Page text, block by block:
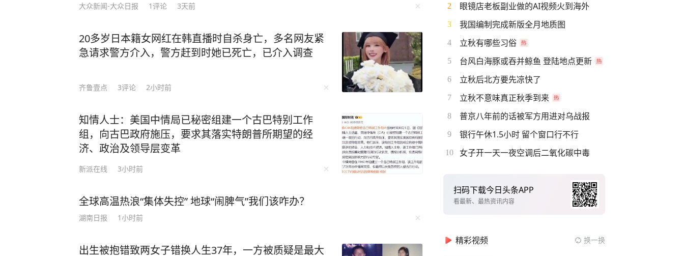
大众新闻-大众日报 1评论 3天前
20多岁日本籍女网红在韩直播时自杀身亡，多名网友紧
急请求警方介入，警方赶到时她已死亡，已介入调查
齐鲁壹点 3评论 2小时前
知情人士：美国中情局已秘密组建一个古巴特别工作
组，向古巴政府施压，要求其落实特朗普所期望的经
济、政治及领导层变革
新派在线 3小时前
全球高温热浪“集体失控” 地球“闹脾气”我们该咋办？
湖南日报 1小时前
出生被抱错致两女子错换人生37年，一方被质疑是最大
2 眼镜店老板副业做的AI视频火到海外
3 我国编制完成新版全月地质图
4 立秋有哪些习俗
5 台风白海豚或吞并鲸鱼 登陆地点更新
6 立秋后北方要先凉快了
7 立秋不意味真正秋季到来
8 普京八年前的话被军方用进对乌战报
9 银行午休1.5小时 留个窗口行不行
10 女子开一天一夜空调后二氧化碳中毒
扫码下载今日头条APP
看最新、最热资讯内容
精彩视频 换一换